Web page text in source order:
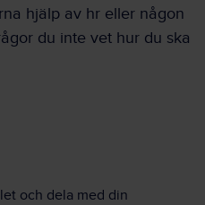
hjälp av hr eller någon
du inte vet hur du ska
och dela med din